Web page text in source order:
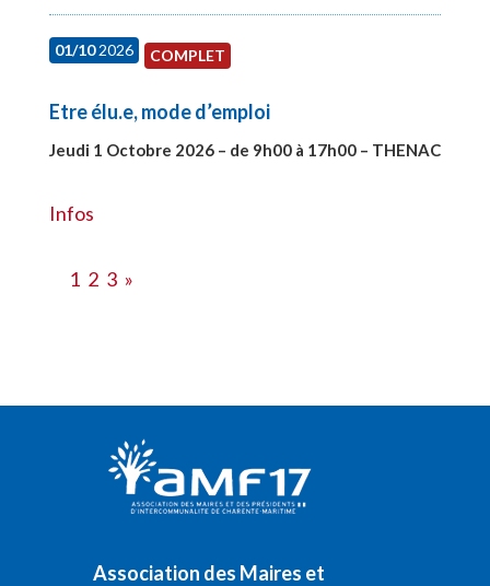
01/102026 COMPLET
Etre élu.e, mode d’emploi
Jeudi 1 Octobre 2026 – de 9h00 à 17h00 – THENAC
Infos
1 2 3 »
Association des Maires et